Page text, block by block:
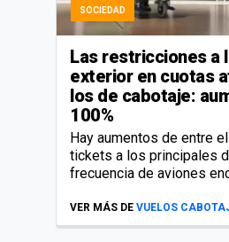
SOCIEDAD
Las restricciones a
exterior en cuotas
los de cabotaje:
100%
Hay aumentos de entre
tickets a los principales
frecuencia de aviones
VER MÁS DE VUELOS